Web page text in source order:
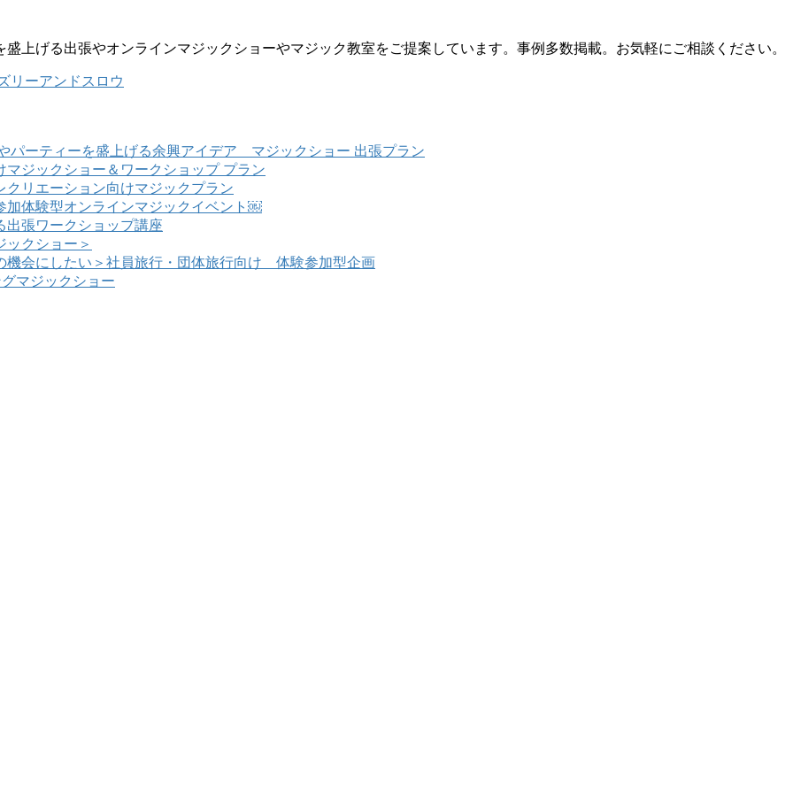
上げる出張やオンラインマジックショーやマジック教室をご提案しています。事例多数掲載。お気軽にご相談ください。
リーアンドスロウ
パーティーを盛上げる余興アイデア マジックショー 出張プラン
マジックショー＆ワークショップ プラン
クリエーション向けマジックプラン
加体験型オンラインマジックイベント￼
出張ワークショップ講座
クショー＞
機会にしたい＞社員旅行・団体旅行向け 体験参加型企画
マジックショー